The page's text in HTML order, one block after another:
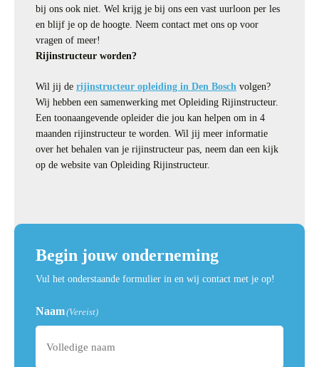
Begin jouw onderneming
Vul het onderstaande formulier in en wij contact met je op!
Naam(Vereist)
bij ons ook niet. Wel krijg je bij ons een vast uurloon per les
en blijf je op de hoogte. Neem contact met ons op voor
vragen of meer!
Rijinstructeur worden?
Wil jij de rijinstructeur opleiding in Den Bosch volgen?
Wij hebben een samenwerking met Opleiding Rijinstructeur.
Een toonaangevende opleider die jou kan helpen om in 4
maanden rijinstructeur te worden. Wil jij meer informatie
over het behalen van je rijinstructeur pas, neem dan een kijk
op de website van Opleiding Rijinstructeur.